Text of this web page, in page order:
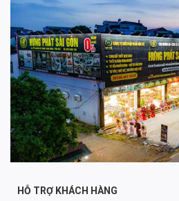
HỖ TRỢ KHÁCH HÀNG